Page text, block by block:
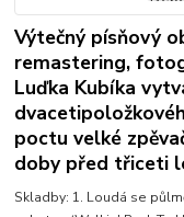
Výtečný písňový
remastering,
Luďka Kubíka
poctu velké
doby před třiceti
Skladby: 1. Loudá se